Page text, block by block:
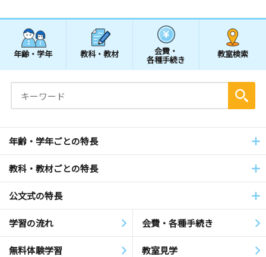
年齢・学年 教科・教材 会費・
各種手続き
教室検索
年齢・学年ごとの特長
教科・教材ごとの特長
公文式の特長
学習の流れ 会費・各種手続き
無料体験学習 教室見学